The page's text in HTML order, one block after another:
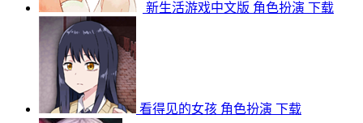
新生活游戏中文版 角色扮演 下载
看得见的女孩 角色扮演 下载